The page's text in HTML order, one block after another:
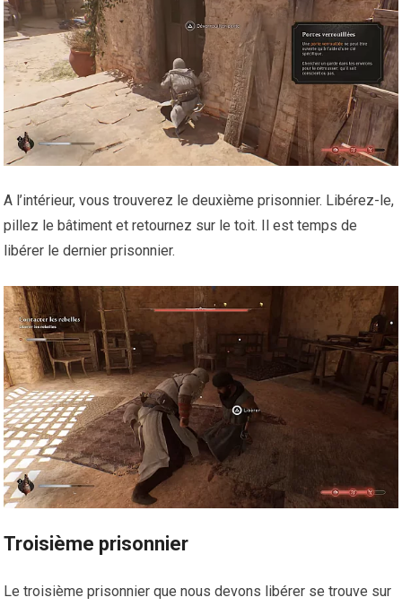
A l’intérieur, vous trouverez le deuxième prisonnier. Libérez-le,
pillez le bâtiment et retournez sur le toit. Il est temps de
libérer le dernier prisonnier.
Troisième prisonnier
Le troisième prisonnier que nous devons libérer se trouve sur